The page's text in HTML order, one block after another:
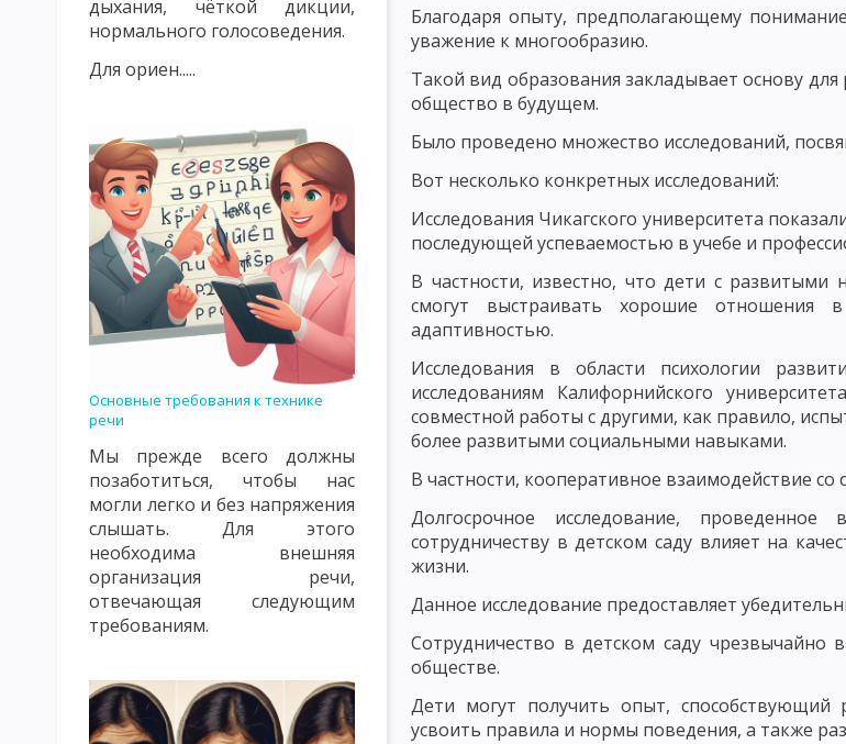
ИСТОРИЯ РАЗВИТИЯ ДИДАКТИКИ: ЯН ВЛАДИСЛАВ ДАВИД, А. ДУХНОВИЧ, Н. ПИРОГОВ И Б. ГРИНЧЕНКО
ОБЪЕКТ И ПРЕДМЕТ СОВРЕМЕННОЙ ДИДАКТИКИ
ПРЕПОДАВАНИЯ И ОБУЧЕНИЯ КАК КАТЕГОРИИ ДИДАКТИКИ ПОНЯТИЕ ОБРАЗОВАНИЕ КАК КАТЕГОРИЯ
УЧЕБНЫЙ ПЛАН, УЧЕБНАЯ ПРОГРАММА, УЧЕБНАЯ ДИСЦИПЛИНА, УЧЕБНИК И РУКОВОДСТВО ОСНОВНЫЕ
ОБЩАЯ ДИДАКТИКА И ЕЕ СОВРЕМЕННЫЕ ПРОБЛЕМЫ ОСНОВНЫЕ ПРИЗНАКИ УЧЕБНОГО ПРОЦЕССА
МОДЕЛЬ ОБРАЗОВАТЕЛЬНОГО ПРОЦЕССА СТРУКТУРА УЧЕБНОГО ПРОЦЕССА. ЦЕЛЕВОЙ КОМПОНЕНТ
СТИМУЛИРУЮЩЕЕ-МОТИВАЦИОННЫЙ КОМПОНЕНТ УЧЕБНОГО ПРОЦЕССА
ОЦЕНОЧНОСТНО-РЕЗУЛЬТАТИВНЫЙ КОМПОНЕНТ УЧЕБНОГО ПРОЦЕССА ФОРМИРОВАНИЕ ЗНАНИЙ И НАВЫКОВ
СУЩНОСТЬ ДИДАКТИЧЕСКОГО ПРОЦЕССА СИСТЕМЫ ОБУЧЕНИЯ ОБРАЗОВАТЕЛЬНАЯ ФУНКЦИЯ УЧЕБНОГО
ВОСПИТАТЕЛЬНАЯ И РАЗВИВАЮЩАЯ ФУНКЦИЯ УЧЕБНОГО ПРОЦЕССА ФУНКЦИЯ САМОСОВЕРШЕНСТВОВАНИЯ
СОВРЕМЕННЫЕ ДИДАКТИЧЕСКИЕ СИСТЕМЫ ПРОГРАММИРУЕМАЯ КОНЦЕПЦИЯ ОБУЧЕНИЯ. ЛИНЕЙНОЕ
РАЗВЕТВЛЕННОЕ И СМЕШАННОЕ ПРОГРАММИРОВАНИЕ. МОДУЛЬНОЕ ОБУЧЕНИЕ ТЕОРИЯ ПОЭТАПНОГО
ПРАВИЛА СОЗДАНИЯ ПРОБЛЕМНЫХ СИТУАЦИЙ. УРОВНИ ПРОБЛЕМНОГО ОБУЧЕНИЯ РАЗВИВАЮЩЕЕ ОБУЧЕНИЕ
ЛИЧНОСТНО ОРИЕНТИРОВАННОЕ ОБУЧЕНИЕ ТЕХНОКРАТИЧЕСКИЕ КОНЦЕПЦИИ ПЕДАГОГИКИ
ЦЕННОСТНО ОРИЕНТИРОВАННОЕ ВОСПИТАНИЕ
ПСИХОЛОГИЧЕСКИЕ И КИБЕРНЕТИЧЕСКИЕ ЗАКОНОМЕРНОСТИ УЧЕБНОГО ПРОЦЕССА
ДИДАКТИЧЕСКИЕ ПРИНЦИПЫ И ИХ КЛАССИФИКАЦИЯ ПРИНЦИПЫ ОБУЧЕНИЯ, КОТОРЫЕ КАСАЮТСЯ ВСЕХ
дыхания, чёткой дикции,
нормального голосоведения.
Для ориен.....
Основные требования к технике
речи
Мы прежде всего должны
позаботиться, чтобы нас
могли легко и без напряжения
слышать. Для этого
необходима внешняя
организация речи,
отвечающая следующим
требованиям.
Благодаря опыту, предполагающему
уважение к многообразию.
Такой вид образования закладывает основу
общество в будущем.
Было проведено множество исследований,
Вот несколько конкретных исследований:
Исследования Чикагского университета
последующей успеваемостью в учебе и
В частности, известно, что дети с
смогут выстраивать хорошие отношения
адаптивностью.
Исследования в области психологии
исследованиям Калифорнийского
совместной работы с другими, как правило,
более развитыми социальными навыками.
В частности, кооперативное взаимодействие
Долгосрочное исследование,
сотрудничеству в детском саду влияет на
жизни.
Данное исследование предоставляет
Сотрудничество в детском саду
обществе.
Дети могут получить опыт, способствующий
усвоить правила и нормы поведения, а также